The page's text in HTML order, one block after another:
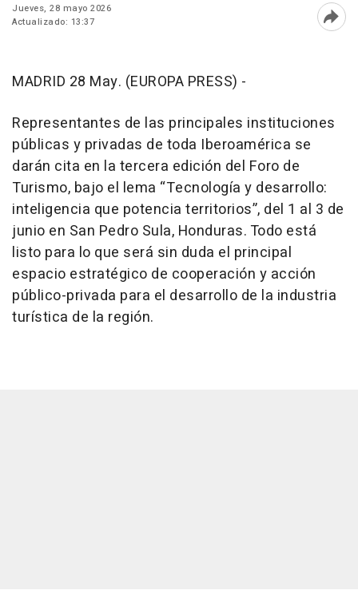
Jueves, 28 mayo 2026
Actualizado: 13:37
MADRID 28 May. (EUROPA PRESS) -
Representantes de las principales instituciones
públicas y privadas de toda Iberoamérica se
darán cita en la tercera edición del Foro de
Turismo, bajo el lema “Tecnología y desarrollo:
inteligencia que potencia territorios”, del 1 al 3 de
junio en San Pedro Sula, Honduras. Todo está
listo para lo que será sin duda el principal
espacio estratégico de cooperación y acción
público-privada para el desarrollo de la industria
turística de la región.